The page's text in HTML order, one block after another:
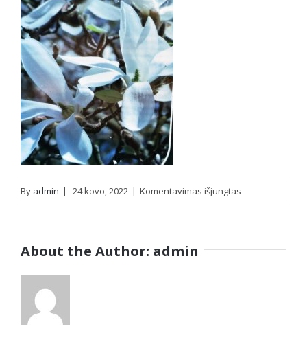
By admin | 24 kovo, 2022 | Komentavimas išjungtas
About the Author: admin